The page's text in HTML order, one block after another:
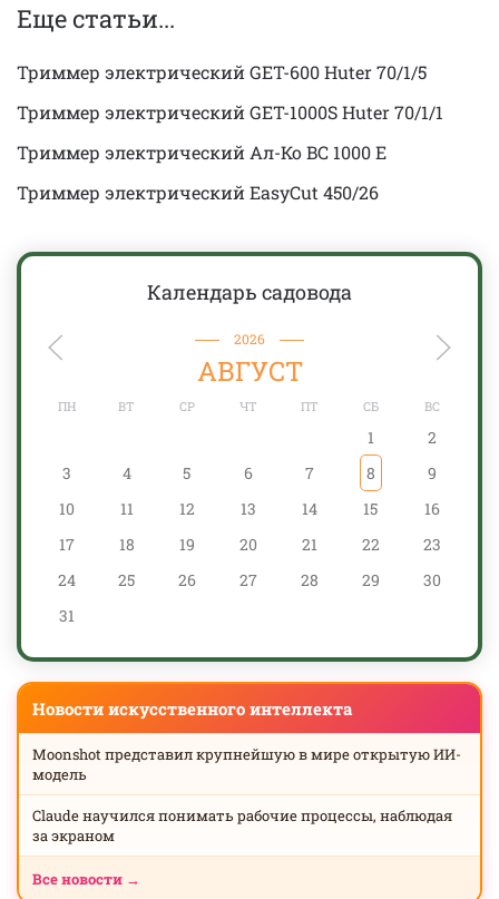
Еще статьи...
Триммер электрический GET-600 Huter 70/1/5
Триммер электрический GET-1000S Huter 70/1/1
Триммер электрический Ал-Ко BC 1000 E
Триммер электрический EasyCut 450/26
Календарь садовода
2026
АВГУСТ
ПН ВТ СР ЧТ ПТ СБ ВС
1
2
3
4 5 6 7 8
9
10
11 12 13 14 15
16
17
18 19 20 21 22
23
24
25 26 27 28 29
30
31
Новости искусственного интеллекта
Moonshot представил крупнейшую в мире открытую ИИ-
модель
Claude научился понимать рабочие процессы, наблюдая
за экраном
Все новости →